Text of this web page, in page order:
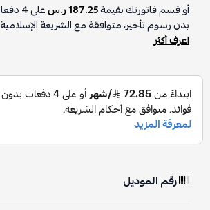
أو قسم فاتورتك بقيمة187.25 ر.س على4
بدون رسوم تأخير، متوافقة مع الشريعة الإسلامية
اعرف أكثر
رقم الموديل